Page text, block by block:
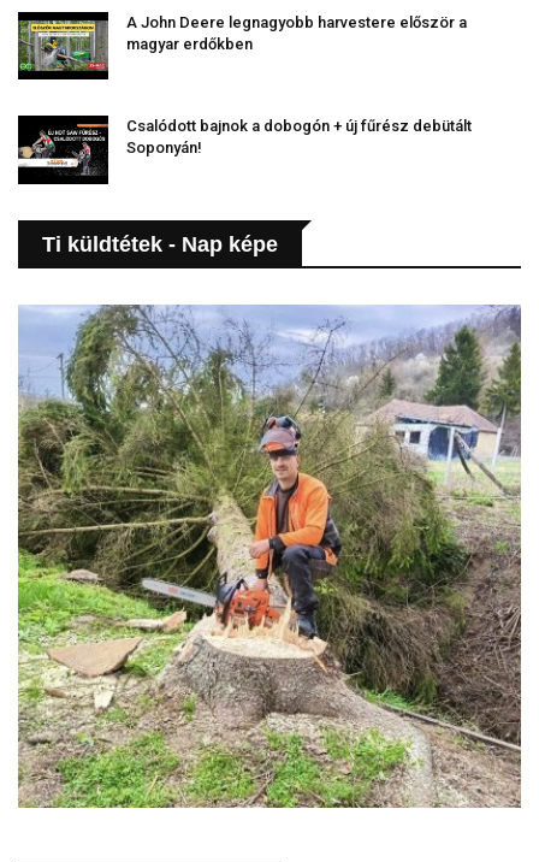
A John Deere legnagyobb harvestere először a
magyar erdőkben
Csalódott bajnok a dobogón + új fűrész debütált
Soponyán!
Ti küldtétek - Nap képe